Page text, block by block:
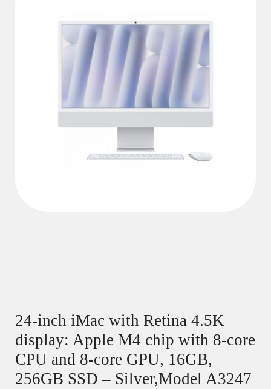
24-inch iMac with Retina 4.5K
display: Apple M4 chip with 8‑core
CPU and 8‑core GPU, 16GB,
256GB SSD – Silver,Model A3247